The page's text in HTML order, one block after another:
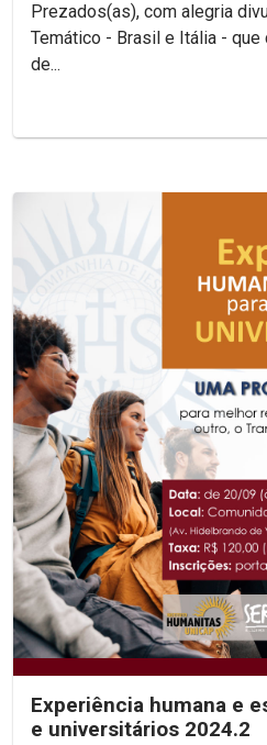
Prezados(as), com alegria divulgamos o Seminário
Temático - Brasil e Itália -
de...
Experiência humana e
e universitários 2024.2